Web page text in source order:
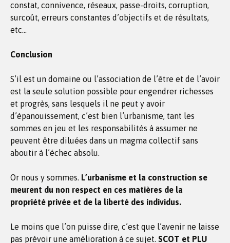
constat, connivence, réseaux, passe-droits, corruption,
surcoût, erreurs constantes d’objectifs et de résultats,
etc…
Conclusion
S’il est un domaine ou l’association de l’être et de l’avoir
est la seule solution possible pour engendrer richesses
et progrès, sans lesquels il ne peut y avoir
d’épanouissement, c’est bien l’urbanisme, tant les
sommes en jeu et les responsabilités à assumer ne
peuvent être diluées dans un magma collectif sans
aboutir à l’échec absolu.
Or nous y sommes. L’urbanisme et la construction se
meurent du non respect en ces matières de la
propriété privée et de la liberté des individus.
Le moins que l’on puisse dire, c’est que l’avenir ne laisse
pas prévoir une amélioration à ce sujet. SCOT et PLU